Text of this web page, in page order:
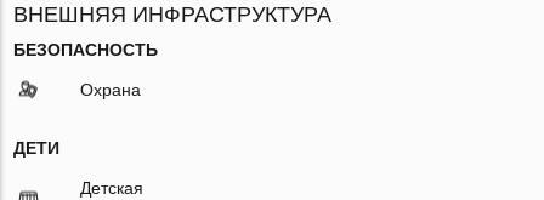
ВНЕШНЯЯ ИНФРАСТРУКТУРА
БЕЗОПАСНОСТЬ
Охрана
ДЕТИ
Детская